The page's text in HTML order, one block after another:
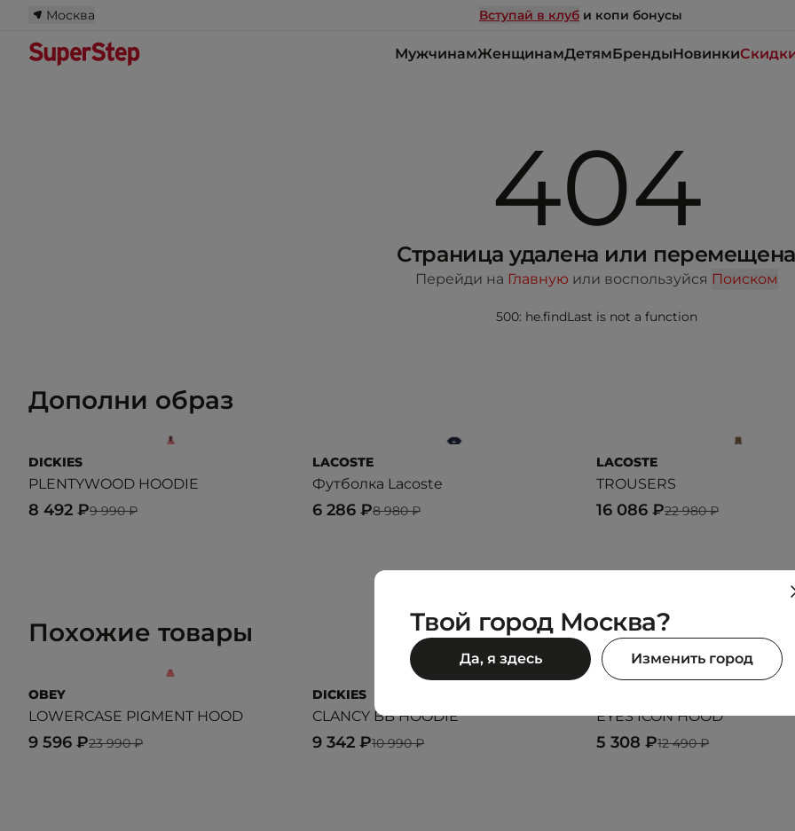
Москва Вступай в клуб и копи бонусы
МужчинамЖенщинамДетямБрендыНовинки
404
Страница удалена или перемещена
Перейди на Главную или воспользуйся Поиском
500: he.findLast is not a function
Дополни образ
DICKIES
PLENTYWOOD HOODIE
9 990 ₽
8 492 ₽
LACOSTE
Футболка Lacoste
8 980 ₽
6 286 ₽
LACOSTE
TROUSERS
22 980 ₽
16 086 ₽
Похожие товары
OBEY
LOWERCASE PIGMENT HOOD
23 990 ₽
9 596 ₽
DICKIES
CLANCY BB HOODIE
10 990 ₽
9 342 ₽
EYES ICON HOOD
12 490 ₽
5 308 ₽
Твой город Москва?
Да, я здесь Изменить город